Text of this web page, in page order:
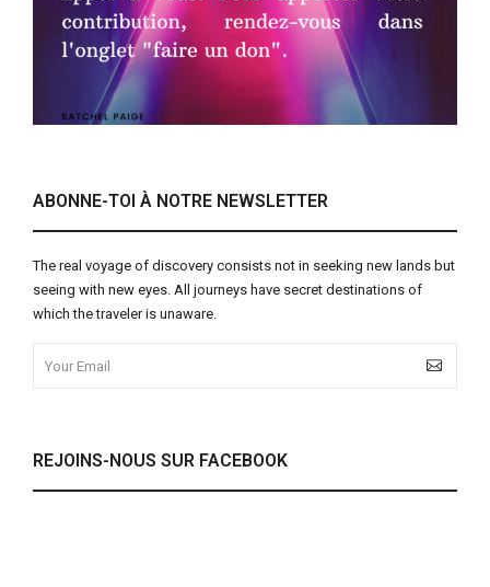
ABONNE-TOI À NOTRE NEWSLETTER
The real voyage of discovery consists not in seeking new lands but
seeing with new eyes. All journeys have secret destinations of
which the traveler is unaware.
REJOINS-NOUS SUR FACEBOOK